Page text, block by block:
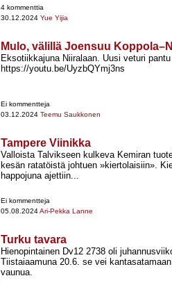
4 kommenttia
30.12.2024 Yue Yijia
Mulo, välillä Joensuu
Eksotiikkajuna Niiralaan. Uusi veturi
https://youtu.be/UyzbQYmj3ns
Ei kommentteja
03.12.2024 Teemu Saukkonen
Tampere Viinikka
Valloista Talvikseen kulkeva Kemiran
kesän ratatöistä johtuen »kiertolaisiin».
happojuna ajettiin...
Ei kommentteja
05.08.2024Ari-Pekka Lanne
Turku tavara
Hienopintainen Dv12 2738 oli
Tiistaiaamuna 20.6. se vei
vaunua.